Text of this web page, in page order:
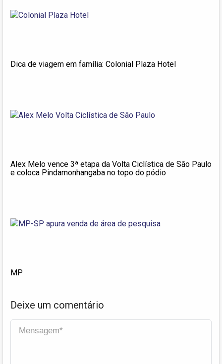
Dica de viagem em família: Colonial Plaza Hotel
Alex Melo vence 3ª etapa da Volta Ciclística de São Paulo
e coloca Pindamonhangaba no topo do pódio
MP
Deixe um comentário